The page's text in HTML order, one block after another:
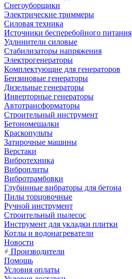
Снегоуборщики
Электрические триммеры
Силовая техника
Источники бесперебойного питания
Удлинители силовые
Стабилизаторы напряжения
Электрогенераторы
Комплектующие для генераторов
Бензиновые генераторы
Дизельные генераторы
Инверторные генераторы
Автотрансформаторы
Строительный инструмент
Бетономешалки
Краскопульты
Затирочные машины
Верстаки
Вибротехника
Виброплиты
Вибротрамбовки
Глубинные вибраторы для бетона
Пилы торцовочные
Ручной инструмент
Строительный пылесос
Инструмент для укладки плитки
Котлы и водонагреватели
Новости
Производители
Помощь
Условия оплаты